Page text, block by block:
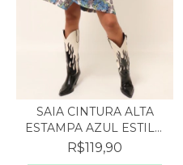
SAIA CINTURA ALTA
ESTAMPA AZUL ESTILO
GU...
R$119,90